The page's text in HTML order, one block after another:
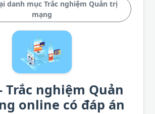
danh mục Trắc nghiệm Quản trị
mạng
Trắc nghiệm Quản
online có đáp án